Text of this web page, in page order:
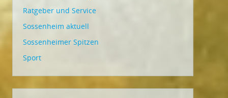
Ratgeber und Service
Sossenheim aktuell
Sossenheimer Spitzen
Sport